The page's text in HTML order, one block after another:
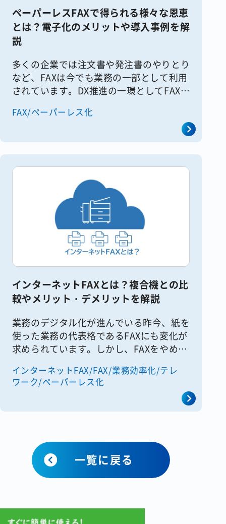
ペーパーレスFAXで得られる様々な恩恵
とは？電子化のメリットや導入事例を解
説
多くの企業では注文書や発注書のやりとり
など、FAXは今でも業務の一部として利用
されています。DX推進の一環としてFAXを
に使える、書き込みができるなどの利便性
FAX/ペーパーレス化
インターネットFAXとは？複合機との比
較やメリット・デメリットを解説
業務のデジタル化が進んでいる昨今、紙を
使った業務の代表格であるFAXにも変化が
求められています。しかし、FAXをやめよ
FAXをすぐになくすことはできません。そ
こで便利なのが「インター [&hellip;]
インターネットFAX/FAX/業務効率化/テレ
ワーク/ペーパーレス化
一覧に戻る